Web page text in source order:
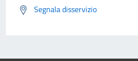
Segnala disservizio